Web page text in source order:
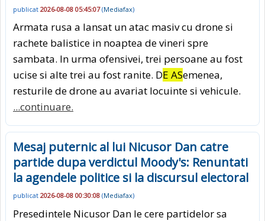
publicat 2026-08-08 05:45:07(Mediafax)
Armata rusa a lansat un atac masiv cu drone si
rachete balistice in noaptea de vineri spre
sambata. In urma ofensivei, trei persoane au fost
ucise si alte trei au fost ranite. DE ASemenea,
resturile de drone au avariat locuinte si vehicule.
...continuare.
Mesaj puternic al lui Nicusor Dan catre
partide dupa verdictul Moody's: Renuntati
la agendele politice si la discursul electoral
publicat 2026-08-08 00:30:08 (Mediafax)
Presedintele Nicusor Dan le cere partidelor sa